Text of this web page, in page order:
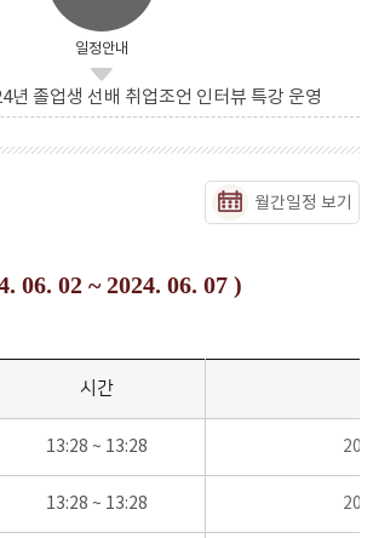
일정안내
년 졸업생 선배 취업조언 인터뷰 특강 운영
월간일정 보기
06. 02 ~ 2024. 06. 07 )
시간
13:28 ~ 13:28
13:28 ~ 13:28